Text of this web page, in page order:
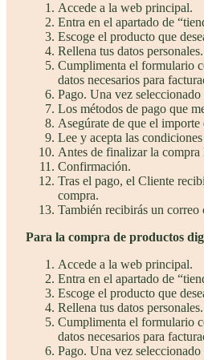
Accede a la web principal.
Entra en el apartado de
Escoge el producto que
Rellena tus datos personales.
Cumplimenta el formulario
datos necesarios para
Pago. Una vez
Los métodos de pago que
Asegúrate de que el
Lee y acepta las
Antes de finalizar la compra
Confirmación.
Tras el pago, el Cliente
compra.
También recibirás un correo
Para la compra de productos
Accede a la web principal.
Entra en el apartado de
Escoge el producto que
Rellena tus datos personales.
Cumplimenta el formulario
datos necesarios para
Pago. Una vez